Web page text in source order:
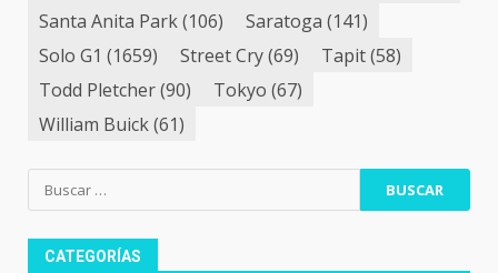
Santa Anita Park(106) Saratoga (141)
Solo G1 (1659) Street Cry(69) Tapit(58)
Todd Pletcher(90) Tokyo (67)
William Buick(61)
Buscar:
CATEGORÍAS